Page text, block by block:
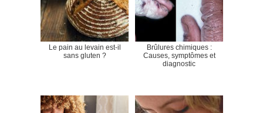
Le pain au levain est-il
sans gluten ?
Brûlures chimiques :
Causes, symptômes et
diagnostic